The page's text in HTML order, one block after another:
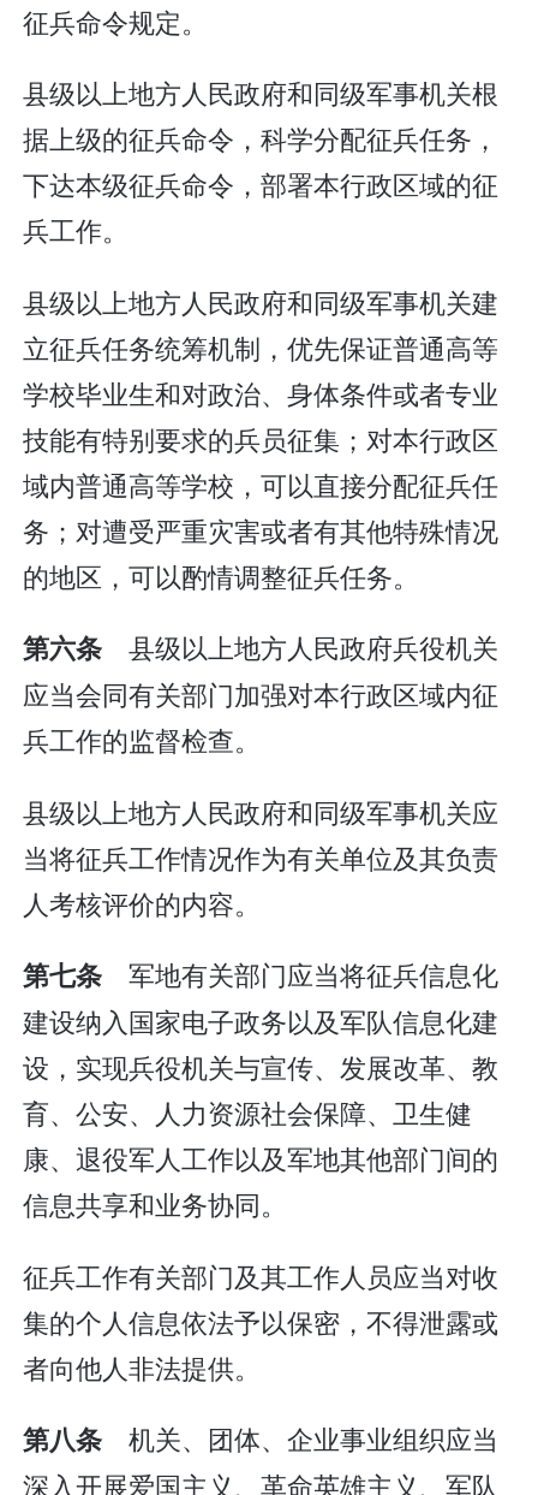
征兵命令规定。
县级以上地方人民政府和同级军事机关根
据上级的征兵命令，科学分配征兵任务，
下达本级征兵命令，部署本行政区域的征
兵工作。
县级以上地方人民政府和同级军事机关建
立征兵任务统筹机制，优先保证普通高等
学校毕业生和对政治、身体条件或者专业
技能有特别要求的兵员征集；对本行政区
域内普通高等学校，可以直接分配征兵任
务；对遭受严重灾害或者有其他特殊情况
的地区，可以酌情调整征兵任务。
第六条 县级以上地方人民政府兵役机关
应当会同有关部门加强对本行政区域内征
兵工作的监督检查。
县级以上地方人民政府和同级军事机关应
当将征兵工作情况作为有关单位及其负责
人考核评价的内容。
第七条 军地有关部门应当将征兵信息化
建设纳入国家电子政务以及军队信息化建
设，实现兵役机关与宣传、发展改革、教
育、公安、人力资源社会保障、卫生健
康、退役军人工作以及军地其他部门间的
信息共享和业务协同。
征兵工作有关部门及其工作人员应当对收
集的个人信息依法予以保密，不得泄露或
者向他人非法提供。
第八条 机关、团体、企业事业组织应当
深入开展爱国主义、革命英雄主义、军队